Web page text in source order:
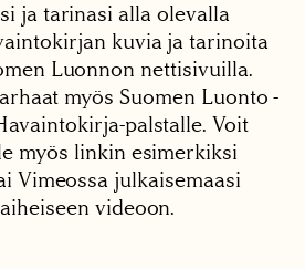
ja tarinasi alla olevalla
kuvia ja tarinoita
Luonnon nettisivuilla.
myös Suomen Luonto -
palstalle. Voit
myös linkin esimerkiksi
Vimeossa julkaisemaasi
videoon.